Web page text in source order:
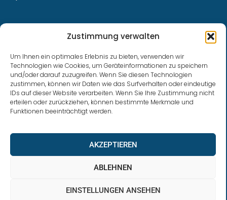
Zustimmung verwalten
Um Ihnen ein optimales Erlebnis zu bieten, verwenden wir
Technologien wie Cookies, um Geräteinformationen zu speichern
und/oder darauf zuzugreifen. Wenn Sie diesen Technologien
zustimmen, können wir Daten wie das Surfverhalten oder eindeutige
IDs auf dieser Website verarbeiten. Wenn Sie Ihre Zustimmung nicht
erteilen oder zurückziehen, können bestimmte Merkmale und
Funktionen beeinträchtigt werden.
AKZEPTIEREN
ABLEHNEN
EINSTELLUNGEN ANSEHEN
0228 / 915 614 81
klaus.buhl@libra-invest.de
LIBRAInvest © 2023 | Design by SOFTWARESTUBE